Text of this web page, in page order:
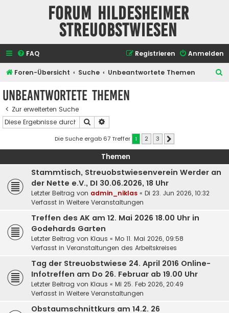
Forum Hildesheimer
Streuobstwiesen
FAQ Anmelden
Registrieren
Foren-Übersicht Suche Unbeantwortete Themen
Unbeantwortete Themen
Zur erweiterten Suche
Suche
Die Suche ergab 67 Treffer 1 2 3
Themen
Stammtisch, Streuobstwiesenverein Werder an
der Nette e.V., DI 30.06.2026, 18 Uhr
Letzter Beitrag von admin_niklas « Di 23. Jun 2026, 10:32
Verfasst in Weitere Veranstaltungen
Treffen des AK am 12. Mai 2026 18.00 Uhr in
Godehards Garten
Letzter Beitrag von Klaus « Mo 11. Mai 2026, 09:58
Verfasst in Veranstaltungen des Arbeitskreises
Tag der Streuobstwiese 24. April 2016 Online-
Infotreffen am Do 26. Februar ab 19.00 Uhr
Letzter Beitrag von Klaus « Mi 25. Feb 2026, 20:49
Verfasst in Weitere Veranstaltungen
Obstaumschnittkurs am 14.2. 26